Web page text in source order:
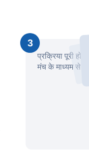
3
प्रक्रिया पूरी
मंच के माध्यम से